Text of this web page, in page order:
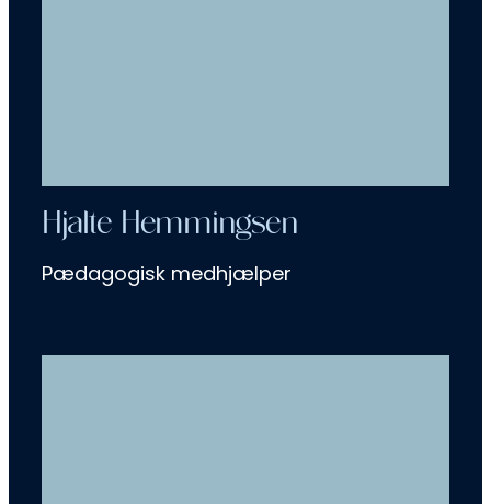
Hjalte Hemmingsen
Pædagogisk medhjælper